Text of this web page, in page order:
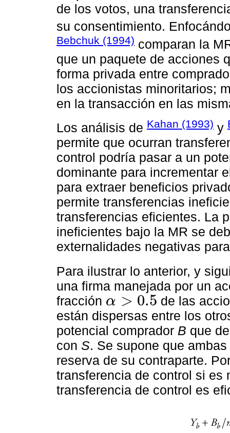
de los votos, una
su consentimiento.
Bebchuk (1994) comparan la
que un paquete de acciones
forma privada entre
los accionistas minoritarios;
en la transacción en las
Los análisis de Kahan (1993) y
permite que ocurran
control podría pasar a un
dominante para incrementar
para extraer beneficios
permite transferencias
transferencias eficientes. La
ineficientes bajo la MR se
externalidades negativas
Para ilustrar lo anterior, y
una firma manejada por un
fracción α > 0.5
α>0.5
de las
están dispersas entre los
potencial comprador B que
con S. Se supone que
reserva de su contraparte.
transferencia de control si es
transferencia de control es